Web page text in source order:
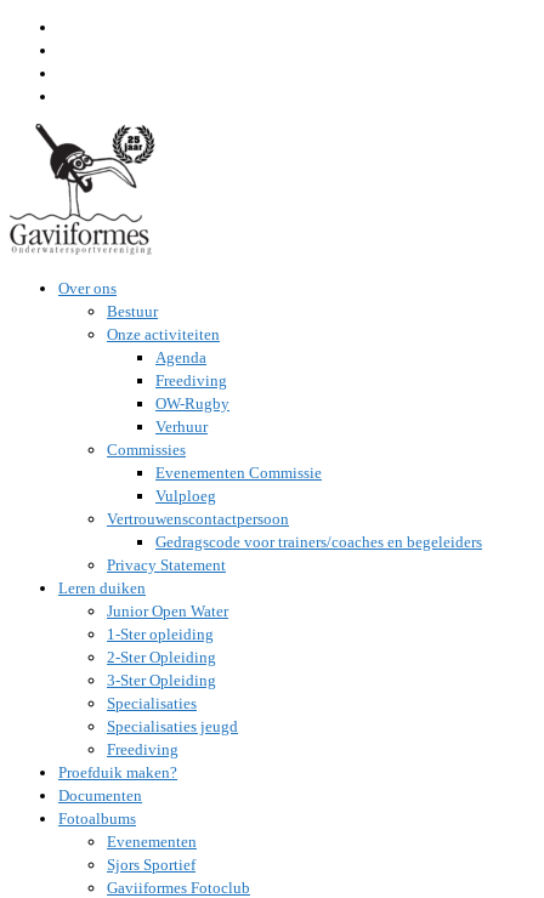
inhoud
Over ons
Bestuur
Onze activiteiten
Agenda
Freediving
OW-Rugby
Verhuur
Commissies
Evenementen Commissie
Vulploeg
Vertrouwenscontactpersoon
Gedragscode voor trainers/coaches en begeleiders
Privacy Statement
Leren duiken
Junior Open Water
1-Ster opleiding
2-Ster Opleiding
3-Ster Opleiding
Specialisaties
Specialisaties jeugd
Freediving
Proefduik maken?
Documenten
Fotoalbums
Evenementen
Sjors Sportief
Gaviiformes Fotoclub